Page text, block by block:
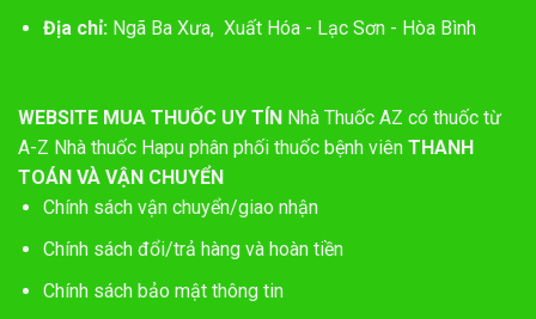
Địa chỉ: Ngã Ba Xưa, Xuất Hóa - Lạc Sơn - Hòa Bình
WEBSITE MUA THUỐC UY TÍN Nhà Thuốc AZ có thuốc từ
A-Z Nhà thuốc Hapu phân phối thuốc bệnh viên THANH
TOÁN VÀ VẬN CHUYỂN
Chính sách vận chuyển/giao nhận
Chính sách đổi/trả hàng và hoàn tiền
Chính sách bảo mật thông tin